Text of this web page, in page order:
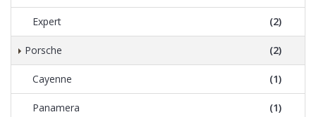
Expert (2)
Porsche (2)
Cayenne (1)
Panamera (1)